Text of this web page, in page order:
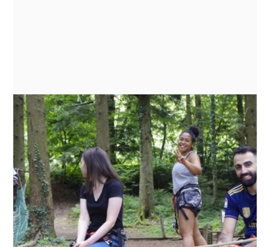
En Rhône-Alpes, un
partenariat pour faire
bénéficier des demandeurs
d’asile du dynamisme de nos
activités collectives et
sportives